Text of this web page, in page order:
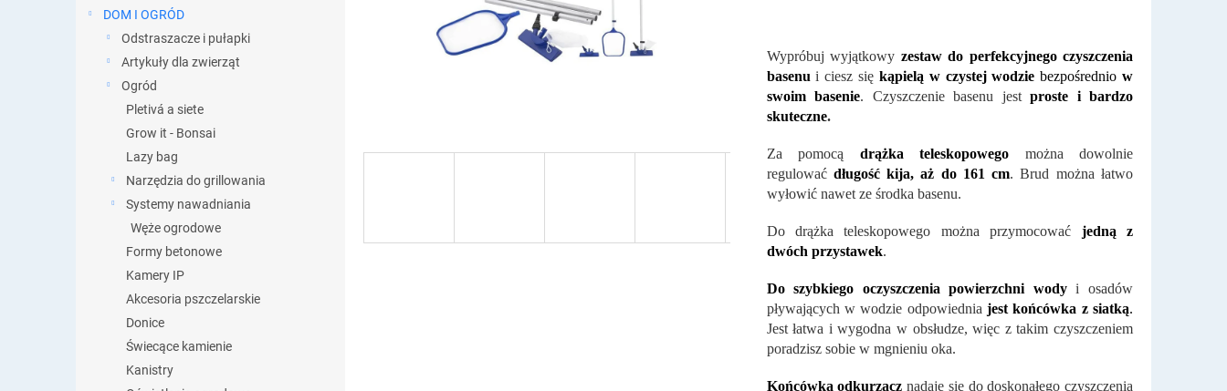
DOM I OGRÓD
Odstraszacze i pułapki
Artykuły dla zwierząt
Ogród
Pletivá a siete
Grow it - Bonsai
Lazy bag
Narzędzia do grillowania
Systemy nawadniania
Węże ogrodowe
Formy betonowe
Kamery IP
Akcesoria pszczelarskie
Donice
Świecące kamienie
Kanistry
Wypróbuj wyjątkowy zestaw do perfekcyjnego czyszczenia
basenui ciesz się kąpielą w czystej wodzie bezpośredniow
swoim basenie. Czyszczenie basenu jest proste i bardzo
skuteczne.
Za pomocą drążka teleskopowego można dowolnie
regulować długość kija, aż do 161 cm. Brud można łatwo
wyłowić nawet ze środka basenu.
Do drążka teleskopowego można przymocować jedną z
dwóch przystawek.
Do szybkiego oczyszczenia powierzchni wodyi osadów
pływających w wodzie odpowiednia jest końcówka z siatką.
Jest łatwa i wygodna w obsłudze, więc z takim czyszczeniem
poradzisz sobie w mgnieniu oka.
Końcówka odkurzacz nadaje się do doskonałego czyszczenia